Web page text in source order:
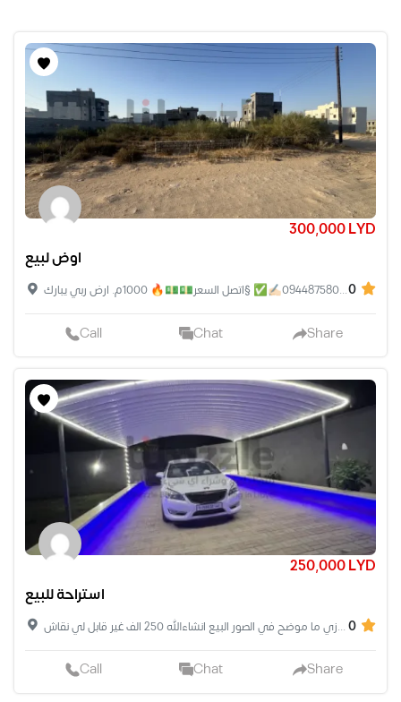
300,000 LYD
اوض لبيع
ارض للبيع مكان تاجوراء بلقرب من مسجد الرحمة واصل الضي الارض واجهتين البيع من المالك مباشرة رقم 0944875805✍🏻✅ §اتصل السعر💵💵🔥 1000م. ارض ربي يبارك0
Call Chat Share
250,000 LYD
استراحة للبيع
سلام عليكم : استراحه في وادي ربيع الطفه مساحه الارض 715 متر ومسقوف البني 85 متر يوجد بيها مظلات وحوض سباحه بدون منظومه وبير فسكيه و بير سوده و اشجار متمرة وزي ما موضح في الصور البيع انشاءالله 250 الف غير قابل لي نقاش 0
Call Chat Share